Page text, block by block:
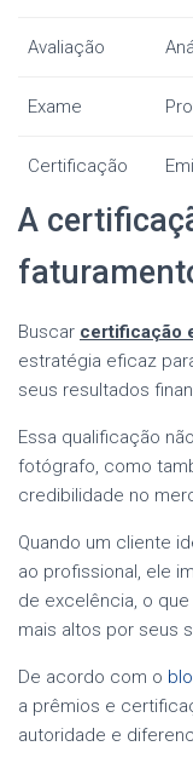
Avaliação
Exame
Certificação
A
Buscar certificação
estratégia eficaz
seus resultados
Essa qualificação
fotógrafo, como
credibilidade no
Quando um cliente
ao profissional, ele
de excelência, o
mais altos por seus
De acordo com o
a prêmios e
autoridade e